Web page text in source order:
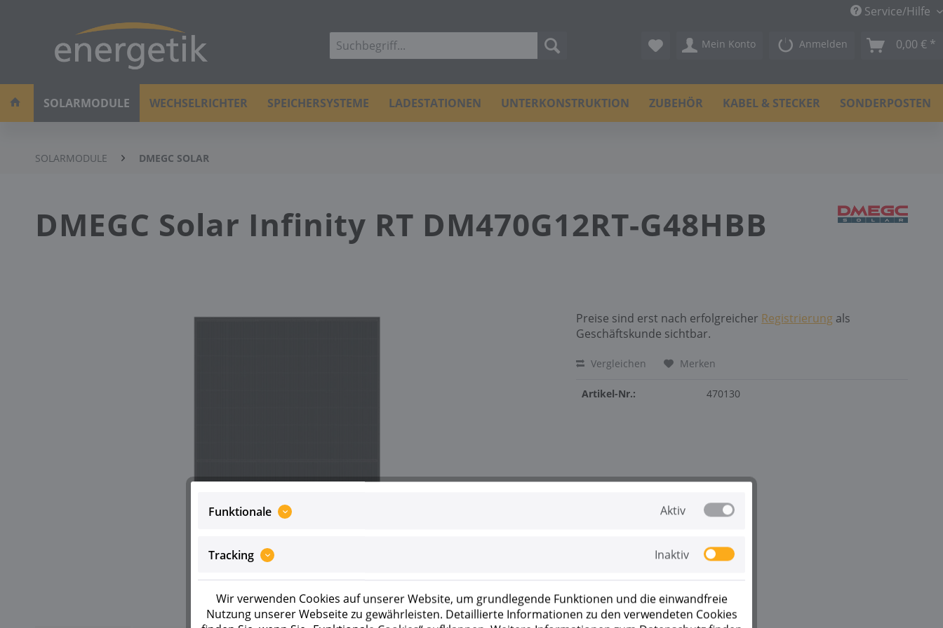
Service/Hilfe
Mein Konto Anmelden 0,00 € *
SOLARMODULE WECHSELRICHTER SPEICHERSYSTEME LADESTATIONEN UNTERKONSTRUKTION ZUBEHÖR KABEL & STECKER SONDERPOSTEN
SOLARMODULE DMEGC SOLAR
DMEGC Solar Infinity RT DM470G12RT-G48HBB
Preise sind erst nach erfolgreicher Registrierung als
Geschäftskunde sichtbar.
Vergleichen Merken
Artikel-Nr.: 470130
Funktionale Aktiv
Tracking Inaktiv
Wir verwenden Cookies auf unserer Website, um grundlegende Funktionen und die einwandfreie
Nutzung unserer Webseite zu gewährleisten. Detaillierte Informationen zu den verwendeten Cookies